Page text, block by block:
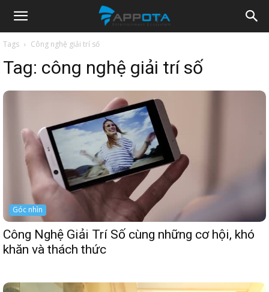
Appota
News
Tags Công nghệ giải trí số
Tag: công nghệ giải trí số
Góc nhìn
Công Nghệ Giải Trí Số cùng những cơ hội, khó
khăn và thách thức